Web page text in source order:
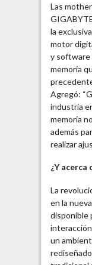
Las
la
motor
y software
memoria
Agregó:
industria
memoria
además
realizar
¿Y acerca
La
en la
disponible
un